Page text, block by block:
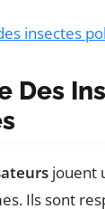
insectes
Des
jouent
Ils sont